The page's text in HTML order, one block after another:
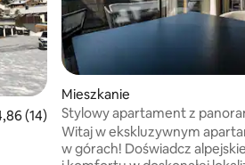
ocena: 4,86 na 5, liczba recenzji: 14
(14)
Mieszkanie
Stylowy apartament z
widokiem
Witaj w ekskluzywnym
w górach! Doświadcz alpejskiego luksusu